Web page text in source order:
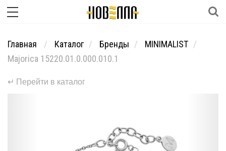
Главная Каталог Бренды
MINIMALIST
Majorica 15220.01.0.000.010.1
↵ Перейти в каталог